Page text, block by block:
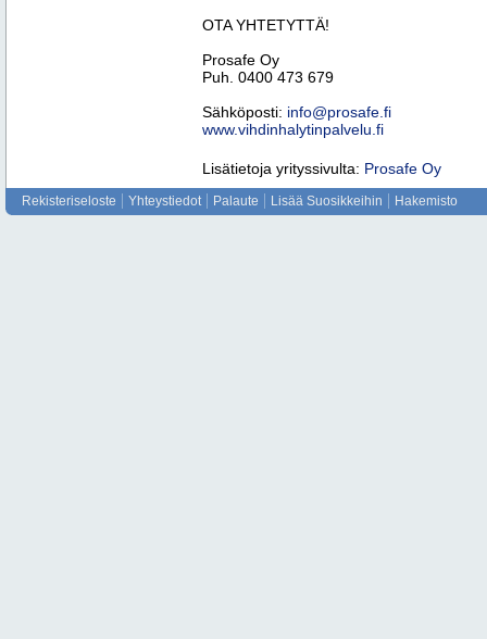
OTA YHTETYTTÄ!
Prosafe Oy
Puh. 0400 473 679
Sähköposti: info@prosafe.fi
www.vihdinhalytinpalvelu.fi
Lisätietoja yrityssivulta: Prosafe Oy
Rekisteriseloste Yhteystiedot Palaute Lisää Suosikkeihin Hakemisto